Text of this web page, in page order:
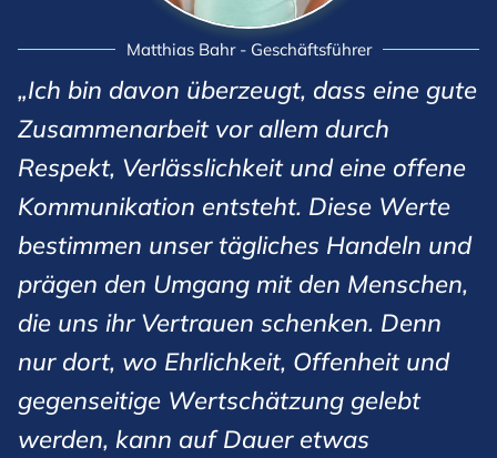
„Ich bin davon überzeugt, dass eine gute
Zusammenarbeit vor allem durch
Respekt, Verlässlichkeit und eine offene
Kommunikation entsteht. Diese Werte
bestimmen unser tägliches Handeln und
prägen den Umgang mit den Menschen,
die uns ihr Vertrauen schenken. Denn
nur dort, wo Ehrlichkeit, Offenheit und
gegenseitige Wertschätzung gelebt
werden, kann auf Dauer etwas
Matthias Bahr - Geschäftsführer